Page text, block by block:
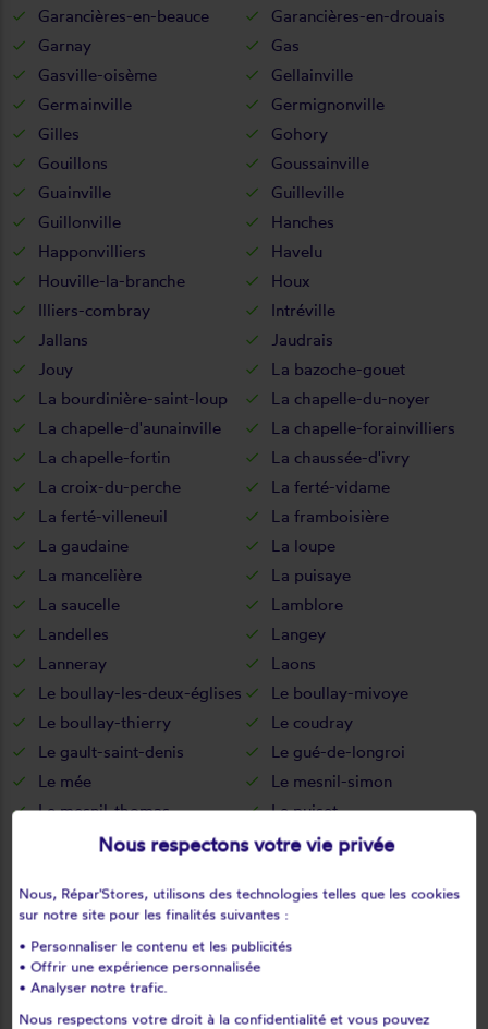
Garancières-en-beauce
Garancières-en-drouais
Garnay
Gas
Gasville-oisème
Gellainville
Germainville
Germignonville
Gilles
Gohory
Gouillons
Goussainville
Guainville
Guilleville
Guillonville
Hanches
Happonvilliers
Havelu
Houville-la-branche
Houx
Illiers-combray
Intréville
Jallans
Jaudrais
Jouy
La bazoche-gouet
La bourdinière-saint-loup
La chapelle-du-noyer
La chapelle-d'aunainville
La chapelle-forainvilliers
La chapelle-fortin
La chaussée-d'ivry
La croix-du-perche
La ferté-vidame
La ferté-villeneuil
La framboisière
La gaudaine
La loupe
La mancelière
La puisaye
La saucelle
Lamblore
Landelles
Langey
Lanneray
Laons
Le boullay-les-deux-églises
Le boullay-mivoye
Le boullay-thierry
Le coudray
Le gault-saint-denis
Le gué-de-longroi
Le mée
Le mesnil-simon
Le mesnil-thomas
Le puiset
Le thieulin
Les autels-villevillon
Les corvées-les-yys
Les etilleux
Les pinthières
Léthuin
Levainville
Lèves
Logron
Loigny-la-bataille
Nous respectons votre vie privée
Nous, Répar'Stores, utilisons des technologies telles que les cookies
sur notre site pour les finalités suivantes :
• Personnaliser le contenu et les publicités
• Offrir une expérience personnalisée
• Analyser notre trafic.
Nous respectons votre droit à la confidentialité et vous pouvez